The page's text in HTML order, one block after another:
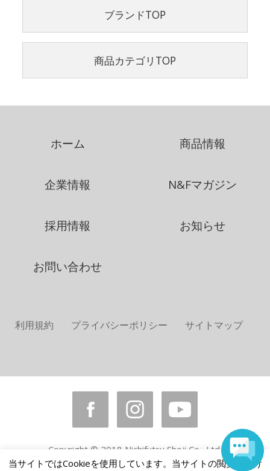
ブランドTOP
商品カテゴリTOP
ホーム 商品情報
企業情報 N&Fマガジン
採用情報 お知らせ
お問い合わせ
利用規約 プライバシーポリシー サイトマップ
Copyright © 2018 Nichifutsu Shoji Co., Ltd.
All rights reserved.
当サイトではCookieを使用しています。当サイトの閲覧を続け